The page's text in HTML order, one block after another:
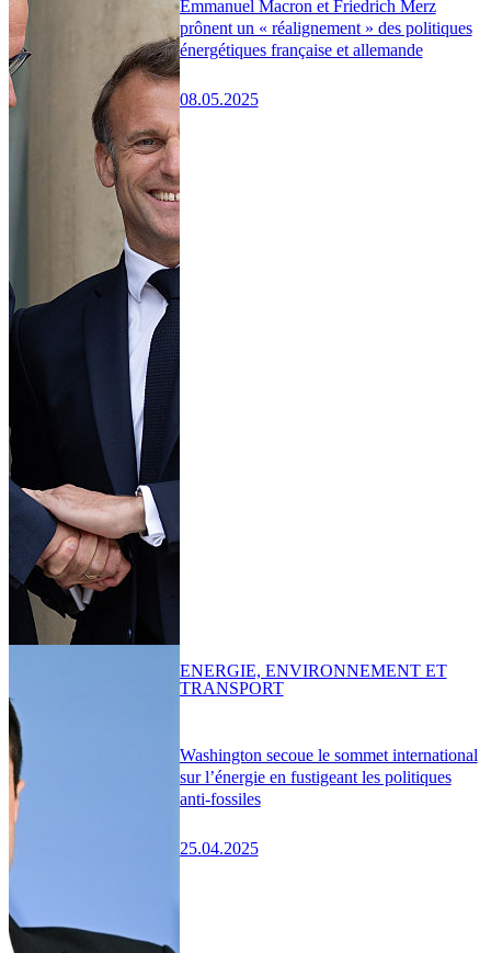
Emmanuel Macron et Friedrich Merz
prônent un « réalignement » des politiques
énergétiques française et allemande
08.05.2025
Washington secoue le sommet international
sur l’énergie en fustigeant les politiques
anti-fossiles
25.04.2025
ENERGIE, ENVIRONNEMENT ET
TRANSPORT